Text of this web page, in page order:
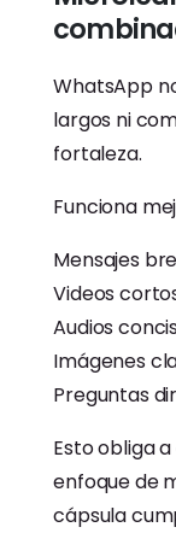
WhatsApp
largos ni
fortaleza.
Funciona
Mensajes
Videos
Audios
Imágenes
Preguntas
Esto obliga
enfoque de
cápsula